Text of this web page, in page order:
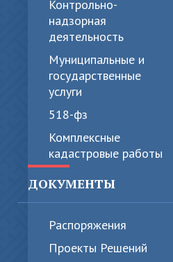
Контрольно-
надзорная
деятельность
Муниципальные и
государственные
услуги
518-фз
Комплексные
кадастровые работы
ДОКУМЕНТЫ
Распоряжения
Проекты Решений